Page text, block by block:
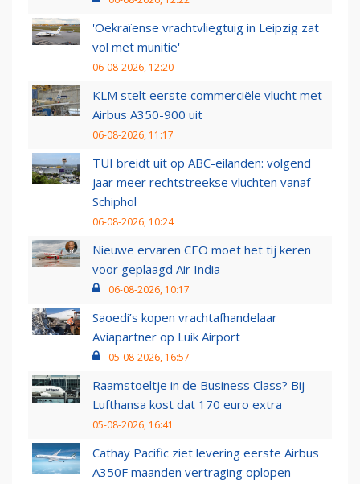
'Oekraïense vrachtvliegtuig in Leipzig zat
vol met munitie'
06-08-2026, 12:20
KLM stelt eerste commerciële vlucht met
Airbus A350-900 uit
06-08-2026, 11:17
TUI breidt uit op ABC-eilanden: volgend
jaar meer rechtstreekse vluchten vanaf
Schiphol
06-08-2026, 10:24
Nieuwe ervaren CEO moet het tij keren
voor geplaagd Air India
06-08-2026, 10:17
Saoedi’s kopen vrachtafhandelaar
Aviapartner op Luik Airport
05-08-2026, 16:57
Raamstoeltje in de Business Class? Bij
Lufthansa kost dat 170 euro extra
05-08-2026, 16:41
Cathay Pacific ziet levering eerste Airbus
A350F maanden vertraging oplopen